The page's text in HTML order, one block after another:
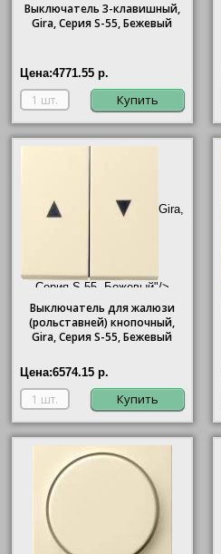
Выключатель 3-клавишный,
Gira, Серия S-55, Бежевый
Цена:4771.55 р.
Купить
Gira,
Серия S-55, Бежевый"/>
Выключатель для жалюзи
(рольставней) кнопочный,
Gira, Серия S-55, Бежевый
Цена:6574.15 р.
Купить